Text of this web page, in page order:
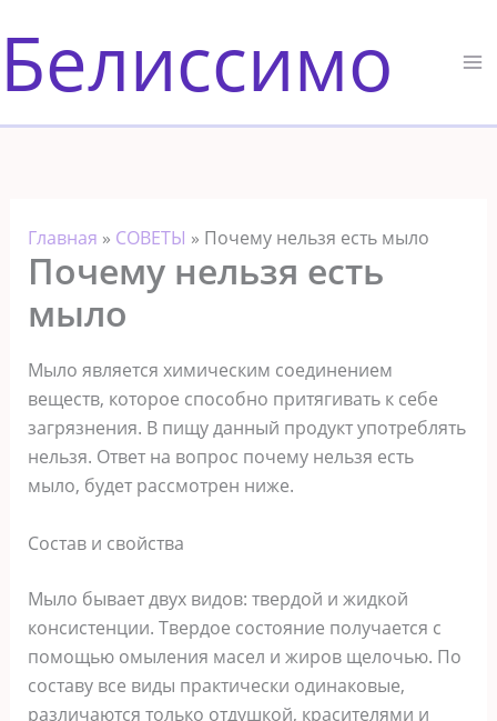
к
содержимому
Белиссимо
Главная » СОВЕТЫ » Почему нельзя есть мыло
Почему нельзя есть
мыло
Мыло является химическим соединением
веществ, которое способно притягивать к себе
загрязнения. В пищу данный продукт употреблять
нельзя. Ответ на вопрос почему нельзя есть
мыло, будет рассмотрен ниже.
Состав и свойства
Мыло бывает двух видов: твердой и жидкой
консистенции. Твердое состояние получается с
помощью омыления масел и жиров щелочью. По
составу все виды практически одинаковые,
различаются только отдушкой, красителями и